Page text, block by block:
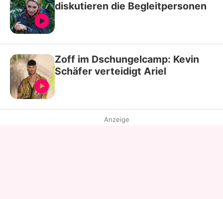
diskutieren die Begleitpersonen
Zoff im Dschungelcamp: Kevin
Schäfer verteidigt Ariel
Anzeige